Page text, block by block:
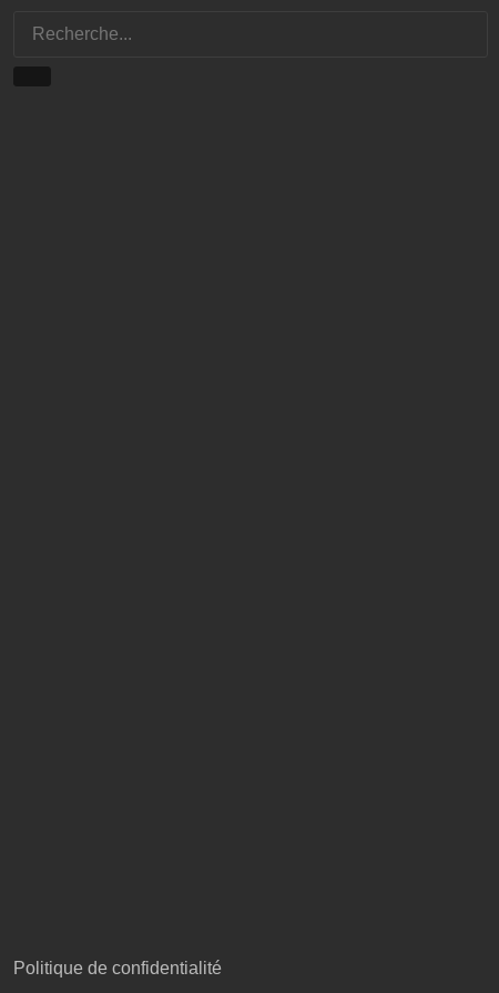
Politique de confidentialité